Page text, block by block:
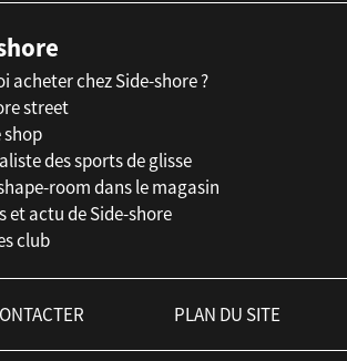
acheter chez Side-shore ?
street
shop
des sports de glisse
room dans le magasin
et actu de Side-shore
club
PLAN DU SITE